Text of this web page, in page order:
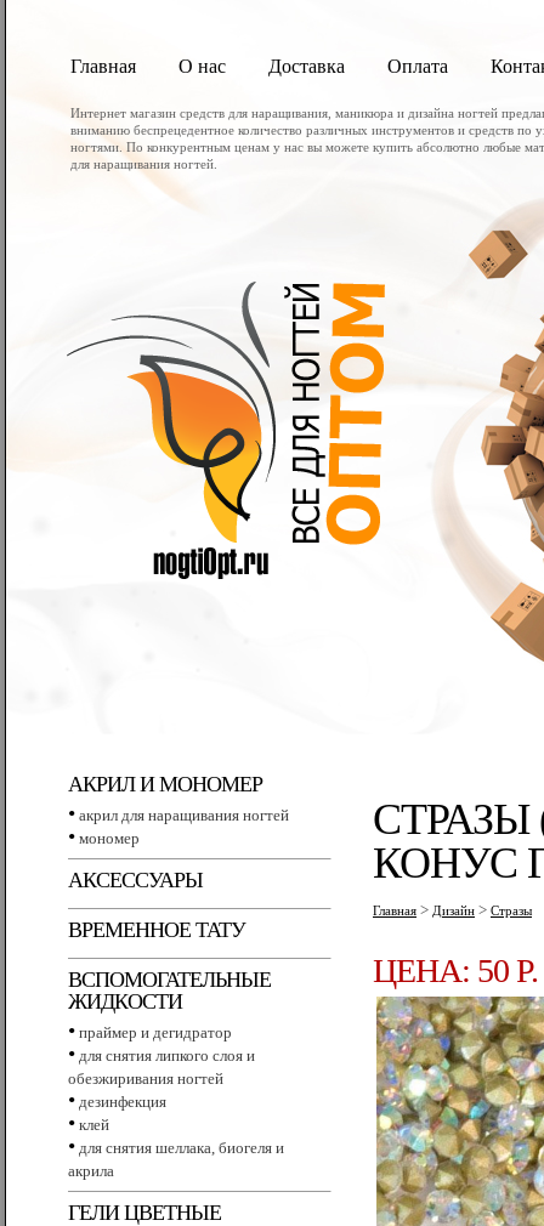
Главная О нас Доставка Оплата
Интернет магазин средств для наращивания, маникюра и дизайна ногтей
вниманию беспрецедентное количество различных инструментов и средств по
ногтями. По конкурентным ценам у нас вы можете купить абсолютно любые
для наращивания ногтей.
АКРИЛ И МОНОМЕР
• акрил для наращивания ногтей
• мономер
АКСЕССУАРЫ
ВРЕМЕННОЕ ТАТУ
ВСПОМОГАТЕЛЬНЫЕ
ЖИДКОСТИ
• праймер и дегидратор
• для снятия липкого слоя и
обезжиривания ногтей
• дезинфекция
• клей
• для снятия шеллака, биогеля и
акрила
ГЕЛИ ЦВЕТНЫЕ
СТРАЗЫ
КОНУС
Главная > Дизайн > Стразы
ЦЕНА: 50 P.